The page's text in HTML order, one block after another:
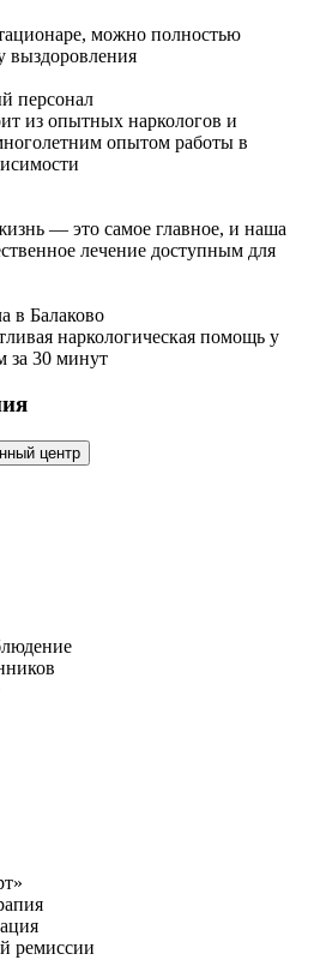
можно полностью
выздоровления
персонал
из опытных наркологов и
опытом работы в
— это самое главное, и наша
лечение доступным для
в Балаково
наркологическая помощь у
за 30 минут
центр
ремиссии